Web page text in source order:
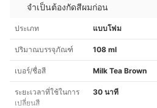
จำเป็นต้องกัดสีผมก่อน
ประเภท แบบโฟม
ปริมาณบรรจุภัณฑ์ 108 ml
เบอร์/ชื่อสี Milk Tea Brown
ระยะเวลาที่ใช้ในการ
เปลี่ยนสี
30 นาที